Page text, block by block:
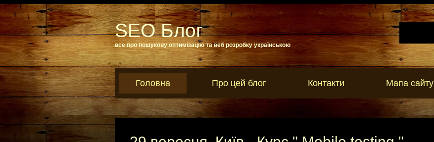
SEO Блог
все про пошукову оптимізацію та веб розробку українською
Головна Про цей блог Контакти Мапа сайту